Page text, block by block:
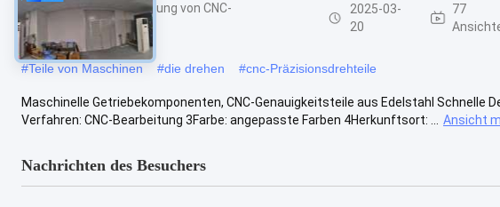
Teile für die Bearbeitung von CNC-
2025-03-
20
77
#Teile von Maschinen #die drehen #cnc-Präzisionsdrehteile
Maschinelle Getriebekomponenten, CNC-Genauigkeitsteile aus Edelstahl Schnelle
Verfahren: CNC-Bearbeitung 3Farbe: angepasste Farben 4Herkunftsort: ...
Ansicht
Nachrichten des Besuchers